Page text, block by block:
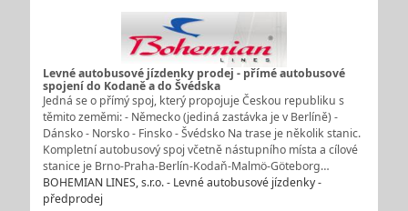
Levné autobusové jízdenky prodej - přímé autobusové
spojení do Kodaně a do Švédska
Jedná se o přímý spoj, který propojuje Českou republiku s
těmito zeměmi: - Německo (jediná zastávka je v Berlíně) -
Dánsko - Norsko - Finsko - Švédsko Na trase je několik stanic.
Kompletní autobusový spoj včetně nástupního místa a cílové
stanice je Brno-Praha-Berlín-Kodaň-Malmö-Göteborg…
BOHEMIAN LINES, s.r.o. - Levné autobusové jízdenky -
předprodej